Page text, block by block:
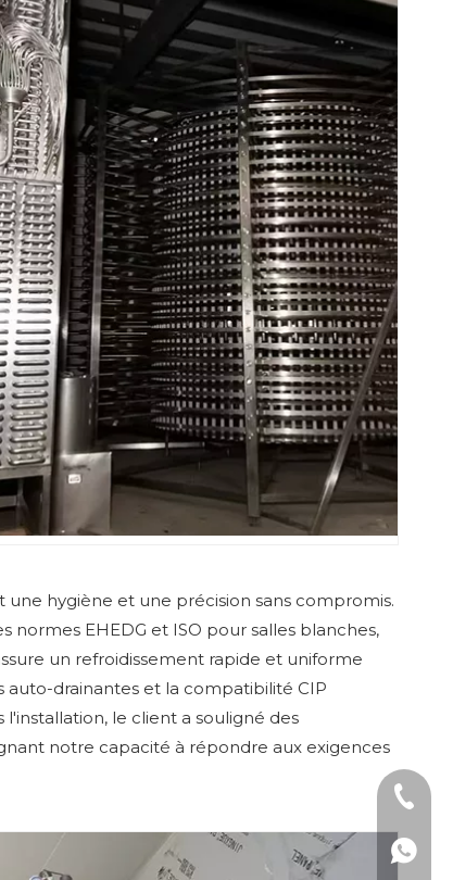
hygiène et une précision sans compromis.
normes EHEDG et ISO pour salles blanches,
un refroidissement rapide et uniforme
drainantes et la compatibilité CIP
le client a souligné des
notre capacité à répondre aux exigences
Tél :